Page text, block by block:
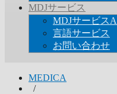
MDJサービス
MDJサービス
言語サービス
お問い合わせ
MEDICA
/